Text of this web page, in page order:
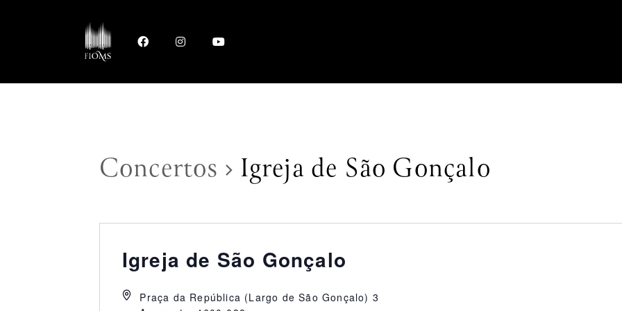
Concertos Igreja de São Gonçalo
Igreja de São Gonçalo
Praça da República (Largo de São Gonçalo) 3